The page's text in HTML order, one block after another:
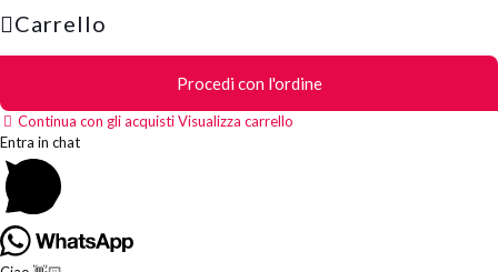
Carrello
Procedi con l'ordine
Continua con gli acquistiVisualizza carrello
Entra in chat